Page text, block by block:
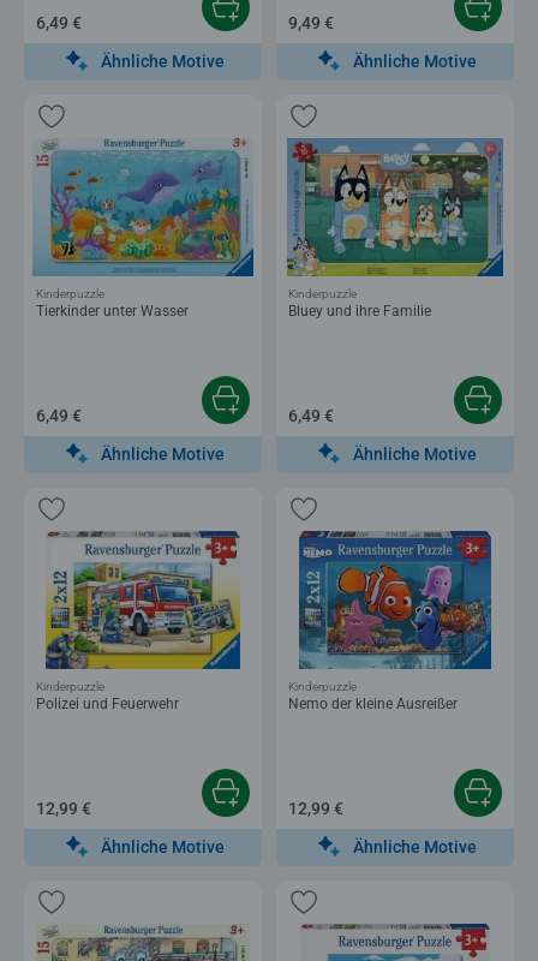
6,49 €
Ähnliche Motive
9,49 €
Ähnliche Motive
Tierkinder unter Wasser
Kinderpuzzle
6,49 €
Ähnliche Motive
Bluey und ihre Familie
Kinderpuzzle
6,49 €
Ähnliche Motive
Polizei und Feuerwehr
Kinderpuzzle
12,99 €
Ähnliche Motive
Nemo der kleine Ausreißer
Kinderpuzzle
12,99 €
Ähnliche Motive